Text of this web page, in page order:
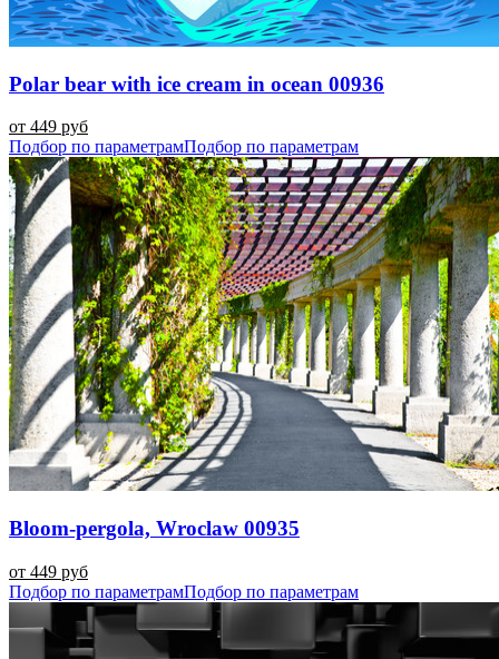
Polar bear with ice cream in ocean 00936
от 449 руб
Подбор по параметрамПодбор по параметрам
Bloom-pergola, Wroclaw 00935
от 449 руб
Подбор по параметрамПодбор по параметрам